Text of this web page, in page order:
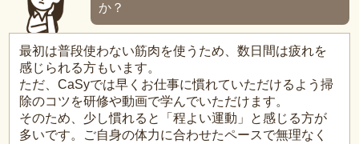
か？
最初は普段使わない筋肉を使うため、数日間は疲れを
感じられる方もいます。
ただ、CaSyでは早くお仕事に慣れていただけるよう掃
除のコツを研修や動画で学んでいただけます。
そのため、少し慣れると「程よい運動」と感じる方が
多いです。ご自身の体力に合わせたペースで無理なく